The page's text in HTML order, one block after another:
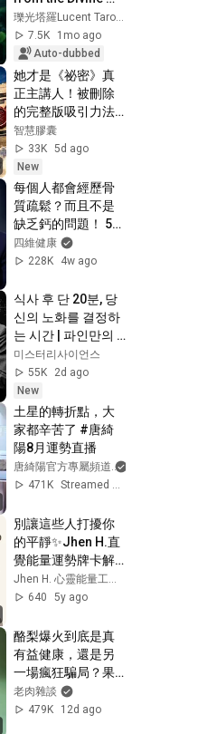
for the Second
Half of 2026 🎁:
Harvest &
Summar...
7.5K
1mo ago
Auto-dubbed
她才是《祕密》真
正主講人！被刪除
的完整版吸引力法
則：《有求必應》
智慧膠囊
33K 5d ago
New
每個人都會經歷骨
質疏鬆？而且不是
缺乏鈣的問題！ 5件
防備骨變弱的方法
四維健康
228K
4w ago
식사 후 단 20분, 당
신의 노화를 결정하
는 시간 | 파인만의
설명 | 과학다큐
미스터리사이언스
55K
2d ago
New
土星的轉折點，大
家都辛苦了 #唐綺
陽8月運勢直播
唐綺陽官方專屬頻道
471K
Streamed 7d ago
別讓這些人打擾你
的平靜✨Jhen H.直
覺能量運勢牌卡解
讀/塔羅占卜/宇宙/
天使/吸引力法則/自
640
5y ago
酪梨爆火到底是真
有益健康，還是另
一場瘋狂騙局？果
肉富含脂肪堪比黃
油，熱量四倍於可
老肉雜談
479K
12d ago